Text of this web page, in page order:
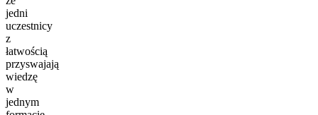
jedni
uczestnicy
z
łatwością
przyswajają
wiedzę
w
jednym